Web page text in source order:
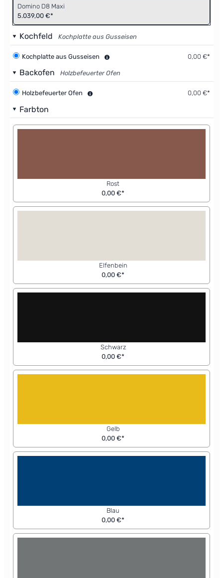
Domino D8 Maxi
5.039,00 €*
Kochfeld Kochplatte aus Gusseisen
Kochplatte aus Gusseisen 0,00 €*
Backofen Holzbefeuerter Ofen
Holzbefeuerter Ofen 0,00 €*
Farbton
Rost
0,00 €*
Elfenbein
0,00 €*
Schwarz
0,00 €*
Gelb
0,00 €*
Blau
0,00 €*